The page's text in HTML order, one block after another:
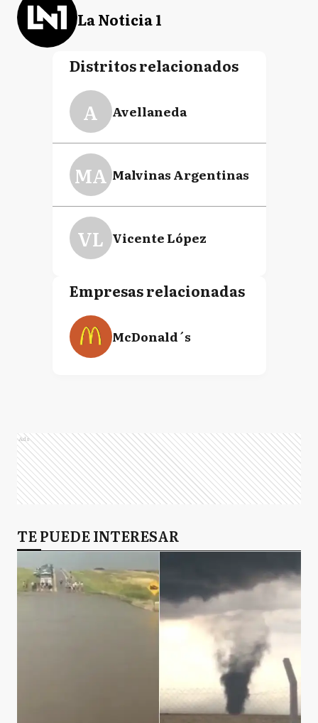
La Noticia 1
Distritos relacionados
A Avellaneda
MA Malvinas Argentinas
VL Vicente López
Empresas relacionadas
McDonald´s
Ads
TE PUEDE INTERESAR